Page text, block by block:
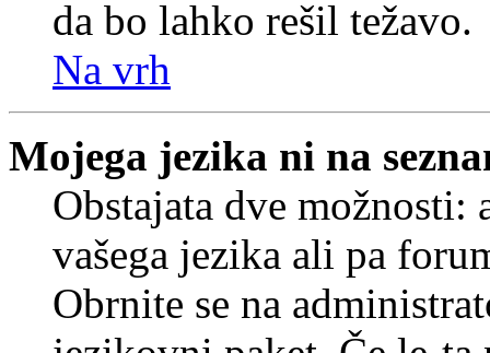
da bo lahko rešil težavo.
Na vrh
Mojega jezika ni na
Obstajata dve
vašega jezika ali pa
Obrnite se na